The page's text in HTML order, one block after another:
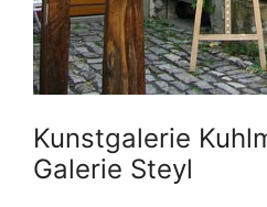
Kunstgalerie
Galerie Steyl